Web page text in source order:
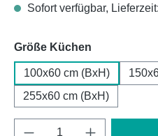
Sofort verfügbar,
Größe Küchen
100x60 cm (BxH)
255x60 cm (BxH)
Produkt Anzahl: